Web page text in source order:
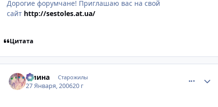
Дорогие форумчане! Приглашаю вас на свой
сайт http://sestoles.at.ua/
Цитата
Амина Старожилы
27 Января, 200620 г